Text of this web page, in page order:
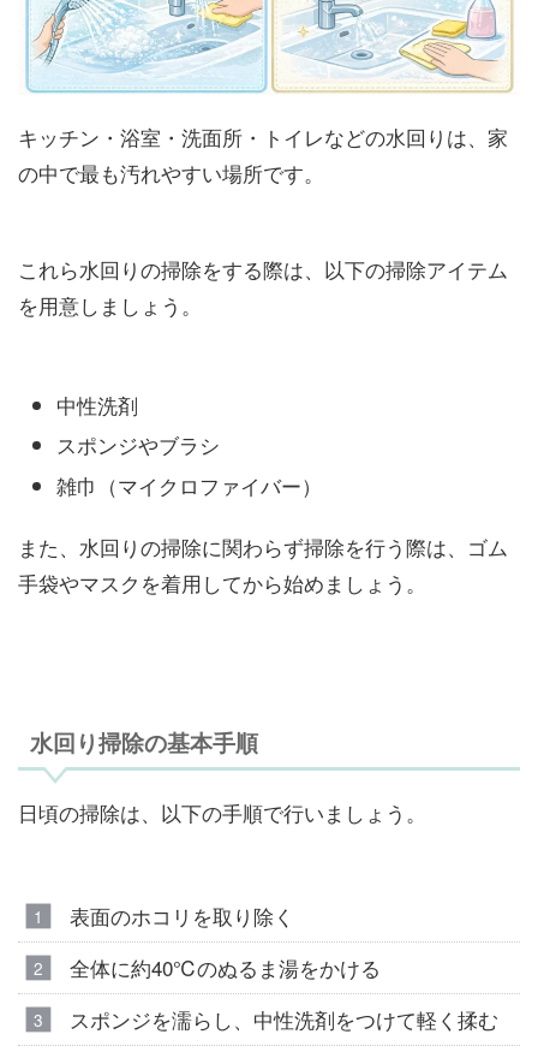
キッチン・浴室・洗面所・トイレなどの水回りは、家
の中で最も汚れやすい場所です。
これら水回りの掃除をする際は、以下の掃除アイテム
を用意しましょう。
中性洗剤
スポンジやブラシ
雑巾（マイクロファイバー）
また、水回りの掃除に関わらず掃除を行う際は、ゴム
手袋やマスクを着用してから始めましょう。
水回り掃除の基本手順
日頃の掃除は、以下の手順で行いましょう。
表面のホコリを取り除く
全体に約40℃のぬるま湯をかける
スポンジを濡らし、中性洗剤をつけて軽く揉む